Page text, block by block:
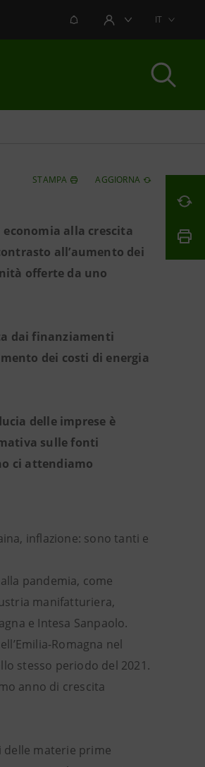
NOTIFICHEAREA UTENTEIT
STAMPA AGGIORNA
alla crescita
all’aumento dei
offerte da uno
dai finanziamenti
dei costi di energia
delle imprese è
sulle fonti
ci attendiamo
inflazione: sono tanti e
pandemia, come
manifatturiera,
e Intesa Sanpaolo.
Romagna nel
stesso periodo del 2021.
anno di crescita
delle materie prime